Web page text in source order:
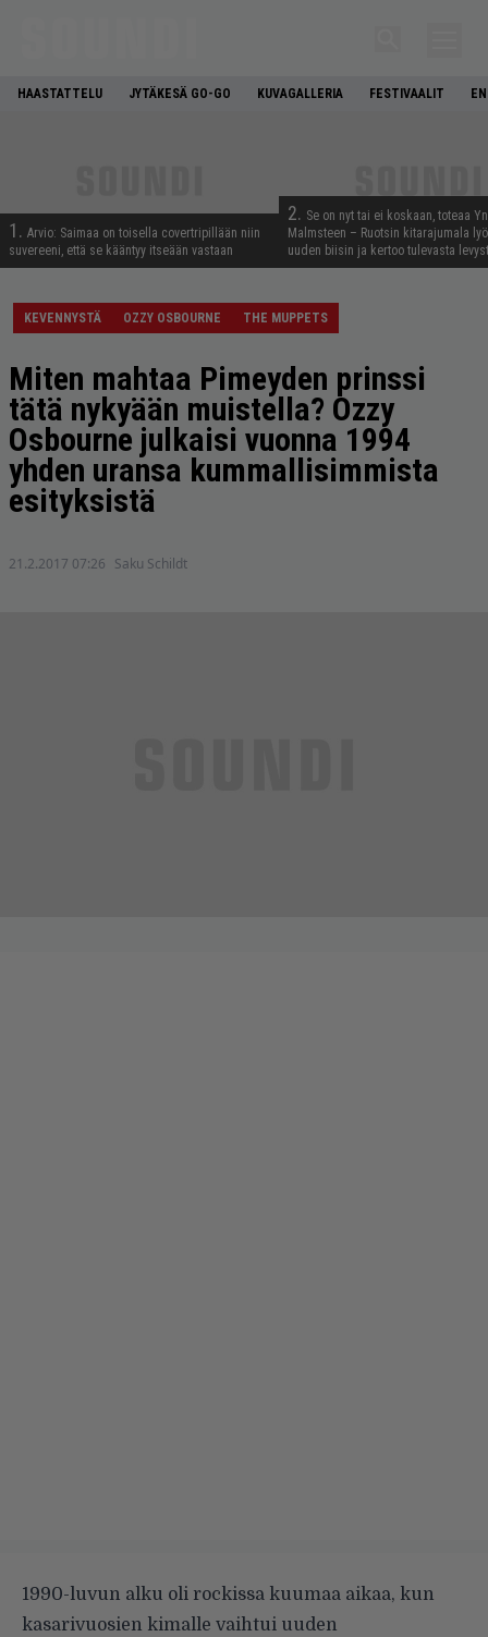
HAASTATTELU JYTÄKESÄ GO-GO KUVAGALLERIA FESTIVAALIT
1. Arvio: Saimaa on toisella covertripillään niin
suvereeni, että se kääntyy itseään vastaan
2. Se on nyt tai ei koskaan, toteaa
Malmsteen – Ruotsin kitarajumala
uuden biisin ja kertoo tulevasta
KEVENNYSTÄ OZZY OSBOURNE THE MUPPETS
Miten mahtaa Pimeyden prinssi
tätä nykyään muistella? Ozzy
Osbourne julkaisi vuonna 1994
yhden uransa kummallisimmista
esityksistä
21.2.2017 07:26 Saku Schildt
1990-luvun alku oli rockissa kuumaa aikaa, kun
kasarivuosien kimalle vaihtui uuden